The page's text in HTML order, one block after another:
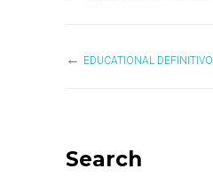
← EDUCATIONAL DEFINITIVO
Search